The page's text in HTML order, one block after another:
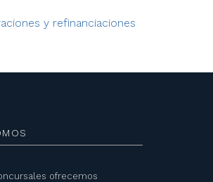
y refinanciaciones
ofrecemos